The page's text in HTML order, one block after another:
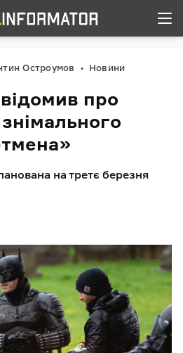
Остроумов Новини
про
на третє березня